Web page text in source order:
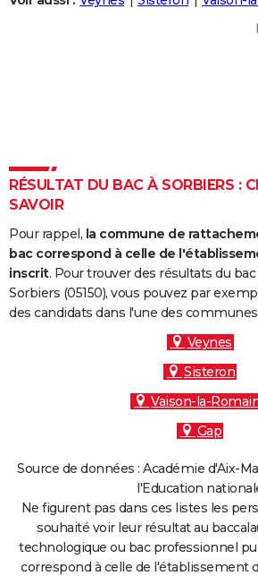
DICTIONNAIRE
Dictionnaire
Biographies
Citations
Expressions
Proverbes
PROGRAMME TV
COPAINS D'AVANT
S'inscrire
Se connecter
Lycées
Collèges
Primaires
Universités
Entreprises
Service militaire
Avis de recherche
AVIS DE DÉCÈS
FORUM
RÉSULTAT DU BAC À SORBIERS :
SAVOIR
Pour rappel, la commune de
bac correspond à celle de
inscrit. Pour trouver des résultats du
Sorbiers (05150), vous pouvez par
des candidats dans l'une des
Veynes
Sisteron
Vaison-la-
Gap
Source de données : Académie d'Aix-
l'Education
Ne figurent pas dans ces listes les
souhaité voir leur résultat au
technologique ou bac professionnel
correspond à celle de l'établissement